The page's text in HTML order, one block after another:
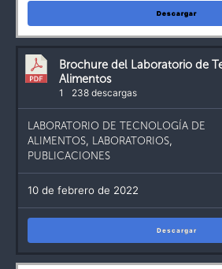
Descargar
Brochure del Laboratorio de
Alimentos
1 238 descargas
LABORATORIO DE TECNOLOGÍA DE
ALIMENTOS, LABORATORIOS,
PUBLICACIONES
10 de febrero de 2022
Descargar